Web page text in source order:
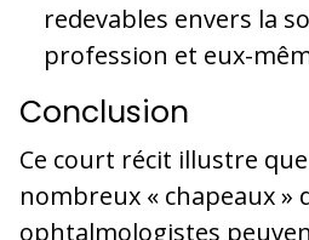
redevables envers la
profession et eux-
Conclusion
Ce court récit illustre
nombreux « chapeaux »
ophtalmologistes